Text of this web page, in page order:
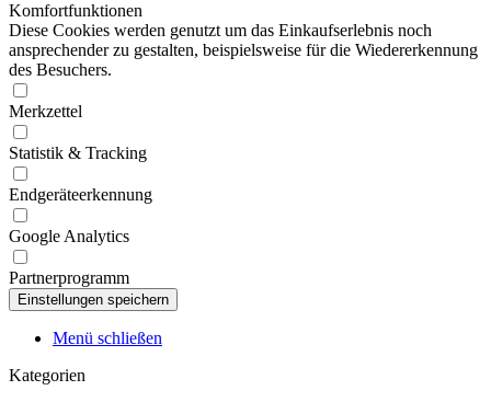
Komfortfunktionen
Diese Cookies werden genutzt um das Einkaufserlebnis noch
ansprechender zu gestalten, beispielsweise für die Wiedererkennung
des Besuchers.
Merkzettel
Statistik & Tracking
Endgeräteerkennung
Google Analytics
Partnerprogramm
Menü schließen
Kategorien